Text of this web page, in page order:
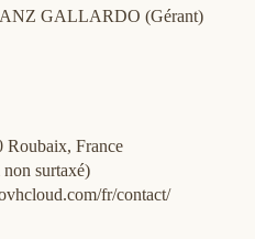
GALLARDO (Gérant)
Roubaix, France
surtaxé)
fr/contact/